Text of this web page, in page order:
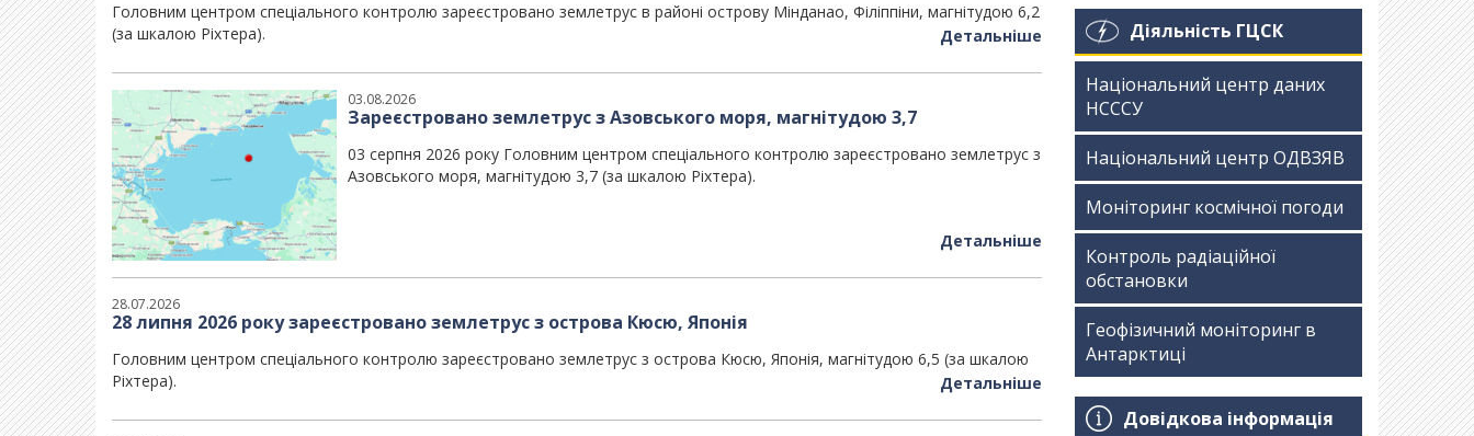
Головним центром спеціального контролю зареєстровано землетрус в районі острову Мінданао, Філіппіни, магнітудою 6,2
(за шкалою Ріхтера).
Детальніше
03.08.2026
Зареєстровано землетрус з Азовського моря, магнітудою 3,7
03 серпня 2026 року Головним центром спеціального контролю зареєстровано землетрус з
Азовського моря, магнітудою 3,7 (за шкалою Ріхтера).
Детальніше
28.07.2026
28 липня 2026 року зареєстровано землетрус з острова Кюсю, Японія
Головним центром спеціального контролю зареєстровано землетрус з острова Кюсю, Японія, магнітудою 6,5 (за шкалою
Ріхтера).
Детальніше
Діяльність ГЦСК
Національний центр даних
НСССУ
Національний центр ОДВЗЯВ
Моніторинг космічної погоди
Контроль радіаційної
обстановки
Геофізичний моніторинг в
Антарктиці
Довідкова інформація